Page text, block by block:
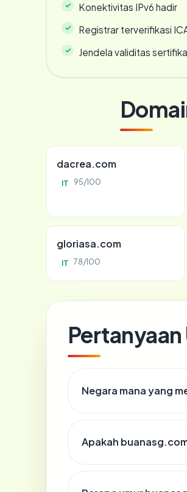
Konektivitas IPv6 hadir
Registrar terverifikasi
Jendela validitas
dacrea.com
IT 95/100
gloriasa.com
IT 78/100
Negara mana yang
Apakah